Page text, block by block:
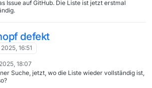
Issue auf GitHub. Die Liste ist jetzt erstmal
defekt
16:51
18:07
Suche, jetzt, wo die Liste wieder vollständig ist,